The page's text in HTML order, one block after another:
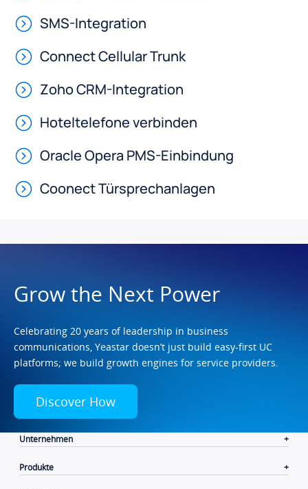
SMS-Integration
Connect Cellular Trunk
Zoho CRM-Integration
Hoteltelefone verbinden
Oracle Opera PMS-Einbindung
Coonect Türsprechanlagen
Grow the Next Power
Celebrating 20 years of leadership in business
communications, Yeastar doesn’t just build easy-first UC
platforms; we build growth engines for service providers.
Discover How
Unternehmen
Produkte